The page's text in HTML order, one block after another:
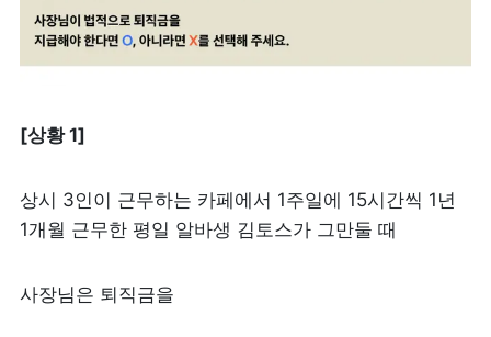
[상황 1]
상시 3인이 근무하는 카페에서 1주일에 15시간씩 1년
1개월 근무한 평일 알바생 김토스가 그만둘 때
사장님은 퇴직금을